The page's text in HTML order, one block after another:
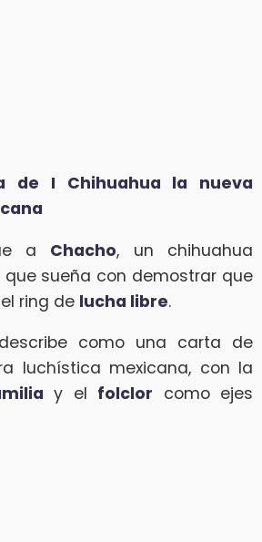
de I Chihuahua la nueva
a Chacho, un chihuahua
sueña con demostrar que
ring de lucha libre.
como una carta de
luchística mexicana, con la
y el folclor como ejes